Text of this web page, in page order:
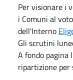
Per visionare i
i Comuni al
dell'Interno
Gli scrutini
A fondo pagina
ripartizione per